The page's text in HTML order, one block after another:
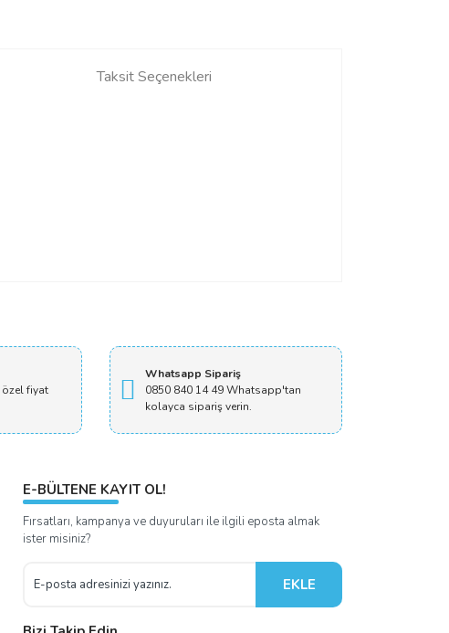
Taksit Seçenekleri
fiyat
Whatsapp Sipariş
0850 840 14 49 Whatsapp'tan
kolayca sipariş verin.
E-BÜLTENE KAYIT OL!
Fırsatları, kampanya ve duyuruları ile ilgili eposta almak
ister misiniz?
EKLE